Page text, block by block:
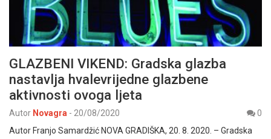
GLAZBENI VIKEND: Gradska glazba
nastavlja hvalevrijedne glazbene
aktivnosti ovoga ljeta
Autor Novagra - 20/08/2020
0
Autor Franjo Samardžić NOVA GRADIŠKA, 20. 8. 2020. – Gradska